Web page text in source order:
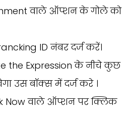
वाले ऑप्शन के गोले को
ID नंबर दर्ज करें।
the Expression के नीचे कुछ
उस बॉक्स में दर्ज करे ।
Now वाले ऑप्शन पर क्लिक